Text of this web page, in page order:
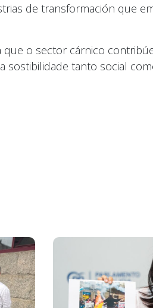
de transformación que
que o sector cárnico
sostibilidade tanto social